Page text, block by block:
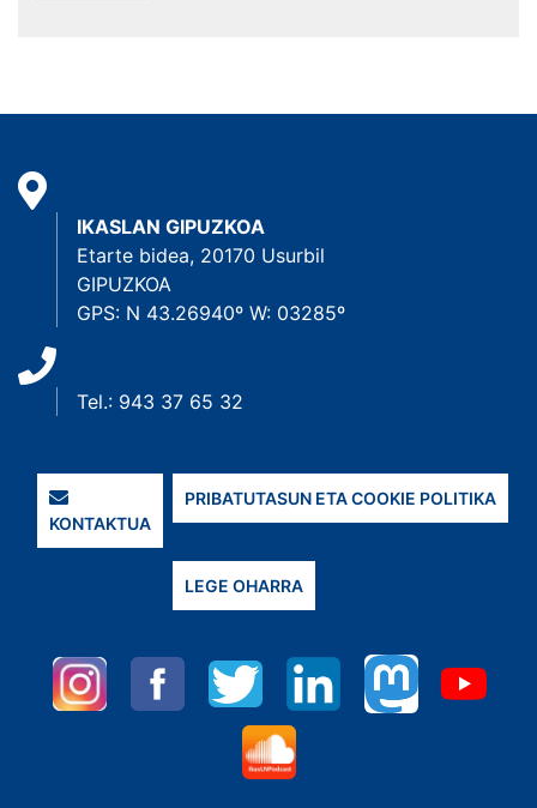
IKASLAN GIPUZKOA
Etarte bidea, 20170 Usurbil
GIPUZKOA
GPS: N 43.26940º W: 03285º
Tel.: 943 37 65 32
KONTAKTUA
PRIBATUTASUN ETA COOKIE POLITIKA
LEGE OHARRA